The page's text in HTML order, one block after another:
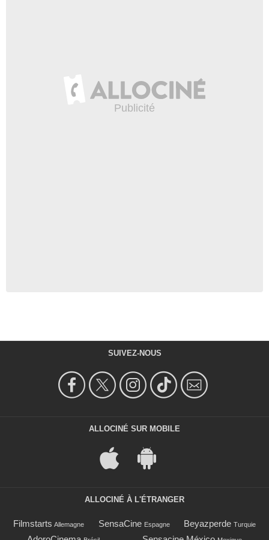
SUIVEZ-NOUS
ALLOCINÉ SUR MOBILE
ALLOCINÉ À L'ÉTRANGER
Filmstarts Allemagne SensaCine Espagne Beyazperde Turquie